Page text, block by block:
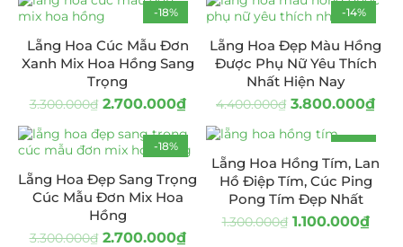
-18%
Lẵng Hoa Cúc Mẫu Đơn
Xanh Mix Hoa Hồng Sang
Trọng
3.300.000₫ 2.700.000₫
-14%
Lẵng Hoa Đẹp Màu Hồng
Được Phụ Nữ Yêu Thích
Nhất Hiện Nay
4.400.000₫ 3.800.000₫
-18%
Lẵng Hoa Đẹp Sang Trọng
Cúc Mẫu Đơn Mix Hoa
Hồng
3.300.000₫ 2.700.000₫
-15%
Lẵng Hoa Hồng Tím, Lan
Hồ Điệp Tím, Cúc Ping
Pong Tím Đẹp Nhất
1.300.000₫ 1.100.000₫